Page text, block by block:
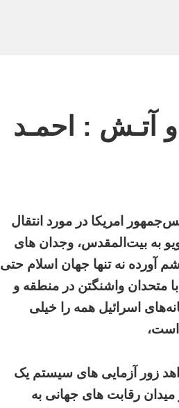
و آتـش : احمـد
امریکا در مورد انتقال
به بیت‌المقدس، وجدان های
آورده نه تنها جهان اسلام حتی
متحدان واشنگتن در منطقه و
اسرائیل همه را خیلی
زور آزمایی های سیستم یک
رقابت های جهانی به